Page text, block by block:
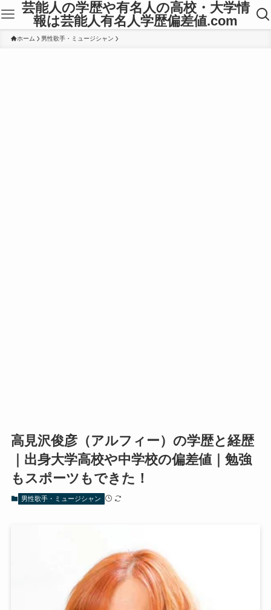
芸能人の学歴や有名人の高校・大学情
報は芸能人有名人学歴偏差値.com
ホーム 男性歌手・ミュージシャン
高見沢俊彦（アルフィー）の学歴と経歴
｜出身大学高校や中学校の偏差値｜勉強
もスポーツもできた！
男性歌手・ミュージシャン